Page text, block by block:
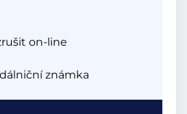
on-line
známka